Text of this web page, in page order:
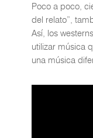
Poco a poco,
del relato”,
Así, los
utilizar música
una música